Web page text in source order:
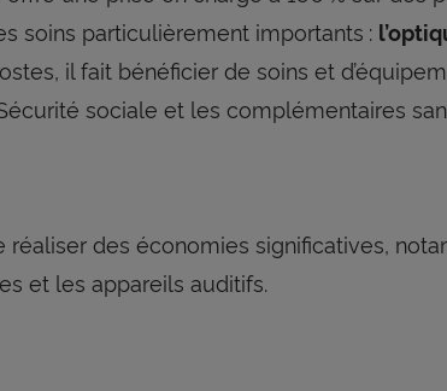
soins particulièrement importants :
il fait bénéficier de soins et
sociale et les complémentaires
réaliser des économies significatives,
et les appareils auditifs.